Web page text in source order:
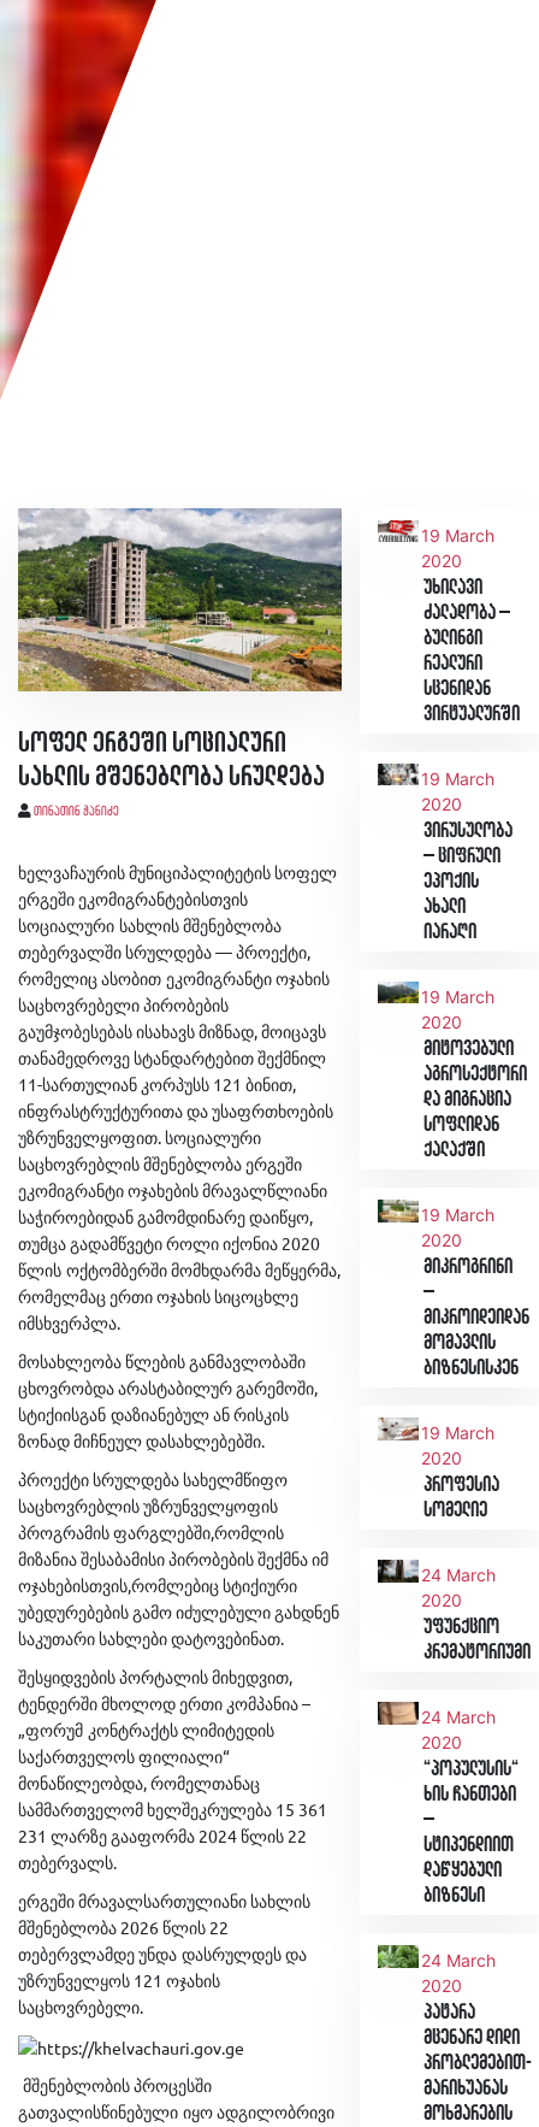
სოფელ ერგეში სოციალური
სახლის მშენებლობა სრულდება
თინათინ ჭანიძე
ხელვაჩაურის მუნიციპალიტეტის სოფელ
ერგეში ეკომიგრანტებისთვის
სოციალური სახლის მშენებლობა
თებერვალში სრულდება — პროექტი,
რომელიც ასობით ეკომიგრანტი ოჯახის
საცხოვრებელი პირობების
გაუმჯობესებას ისახავს მიზნად, მოიცავს
თანამედროვე სტანდარტებით შექმნილ
11-სართულიან კორპუსს 121 ბინით,
ინფრასტრუქტურითა და უსაფრთხოების
უზრუნველყოფით. სოციალური
საცხოვრებლის მშენებლობა ერგეში
ეკომიგრანტი ოჯახების მრავალწლიანი
საჭიროებიდან გამომდინარე დაიწყო,
თუმცა გადამწვეტი როლი იქონია 2020
წლის ოქტომბერში მომხდარმა მეწყერმა,
რომელმაც ერთი ოჯახის სიცოცხლე
იმსხვერპლა.
მოსახლეობა წლების განმავლობაში
ცხოვრობდა არასტაბილურ გარემოში,
სტიქიისგან დაზიანებულ ან რისკის
ზონად მიჩნეულ დასახლებებში.
პროექტი სრულდება სახელმწიფო
საცხოვრებლის უზრუნველყოფის
პროგრამის ფარგლებში,რომლის
მიზანია შესაბამისი პირობების შექმნა იმ
ოჯახებისთვის,რომლებიც სტიქიური
უბედურებების გამო იძულებული გახდნენ
საკუთარი სახლები დატოვებინათ.
შესყიდვების პორტალის მიხედვით,
ტენდერში მხოლოდ ერთი კომპანია –
„ფორუმ კონტრაქტს ლიმიტედის
საქართველოს ფილიალი“
მონაწილეობდა, რომელთანაც
სამმართველომ ხელშეკრულება 15 361
231 ლარზე გააფორმა 2024 წლის 22
თებერვალს.
ერგეში მრავალსართულიანი სახლის
მშენებლობა 2026 წლის 22
თებერვლამდე უნდა დასრულდეს და
უზრუნველყოს 121 ოჯახის
საცხოვრებელი.
მშენებლობის პროცესში
გათვალისწინებული იყო ადგილობრივი
19 March
2020
უხილავი
ძალადობა –
ბულინგი
რეალური
სცენიდან
ვირტუალურში
19 March
2020
ვირუსულობა
– ციფრული
ეპოქის
ახალი
იარაღი
19 March
2020
მიტოვებული
აგროსექტორი
და მიგრაცია
სოფლიდან
ქალაქში
19 March
2020
მიკროგრინი
–
მიკროიდეიდან
მომავლის
ბიზნესისკენ
19 March
2020
პროფესია
სომელიე
24 March
2020
უფუნქციო
კრემატორიუმი
24 March
2020
“პოპულუსის“
ხის ჩანთები
–
სტიპენდიით
დაწყებული
ბიზნესი
24 March
2020
პატარა
მცენარე დიდი
პრობლემებით-
მარიხუანას
მოხმარების